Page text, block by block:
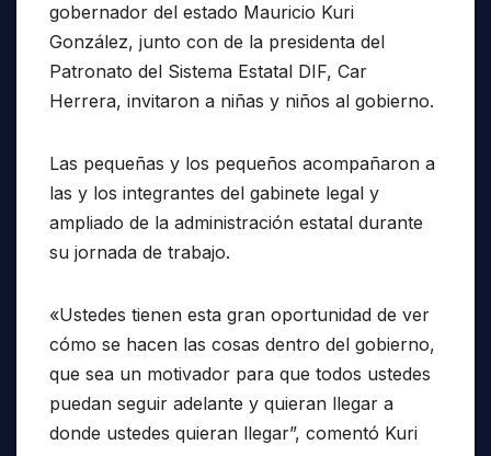
gobernador del estado Mauricio Kuri
González, junto con de la presidenta del
Patronato del Sistema Estatal DIF, Car
Herrera, invitaron a niñas y niños al gobierno.
Las pequeñas y los pequeños acompañaron a
las y los integrantes del gabinete legal y
ampliado de la administración estatal durante
su jornada de trabajo.
«Ustedes tienen esta gran oportunidad de ver
cómo se hacen las cosas dentro del gobierno,
que sea un motivador para que todos ustedes
puedan seguir adelante y quieran llegar a
donde ustedes quieran llegar”, comentó Kuri